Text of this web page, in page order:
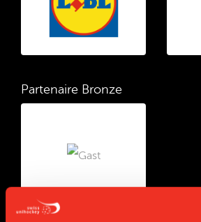
Partenaire Bronze